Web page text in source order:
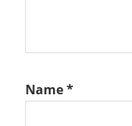
Name*